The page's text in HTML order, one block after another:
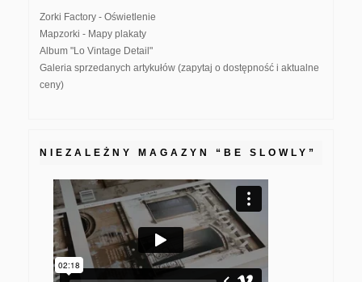
Zorki Factory - Oświetlenie
Mapzorki - Mapy plakaty
Album "Lo Vintage Detail"
Galeria sprzedanych artykułów (zapytaj o dostępność i aktualne
ceny)
NIEZALEŻNY MAGAZYN “BE SLOWLY”